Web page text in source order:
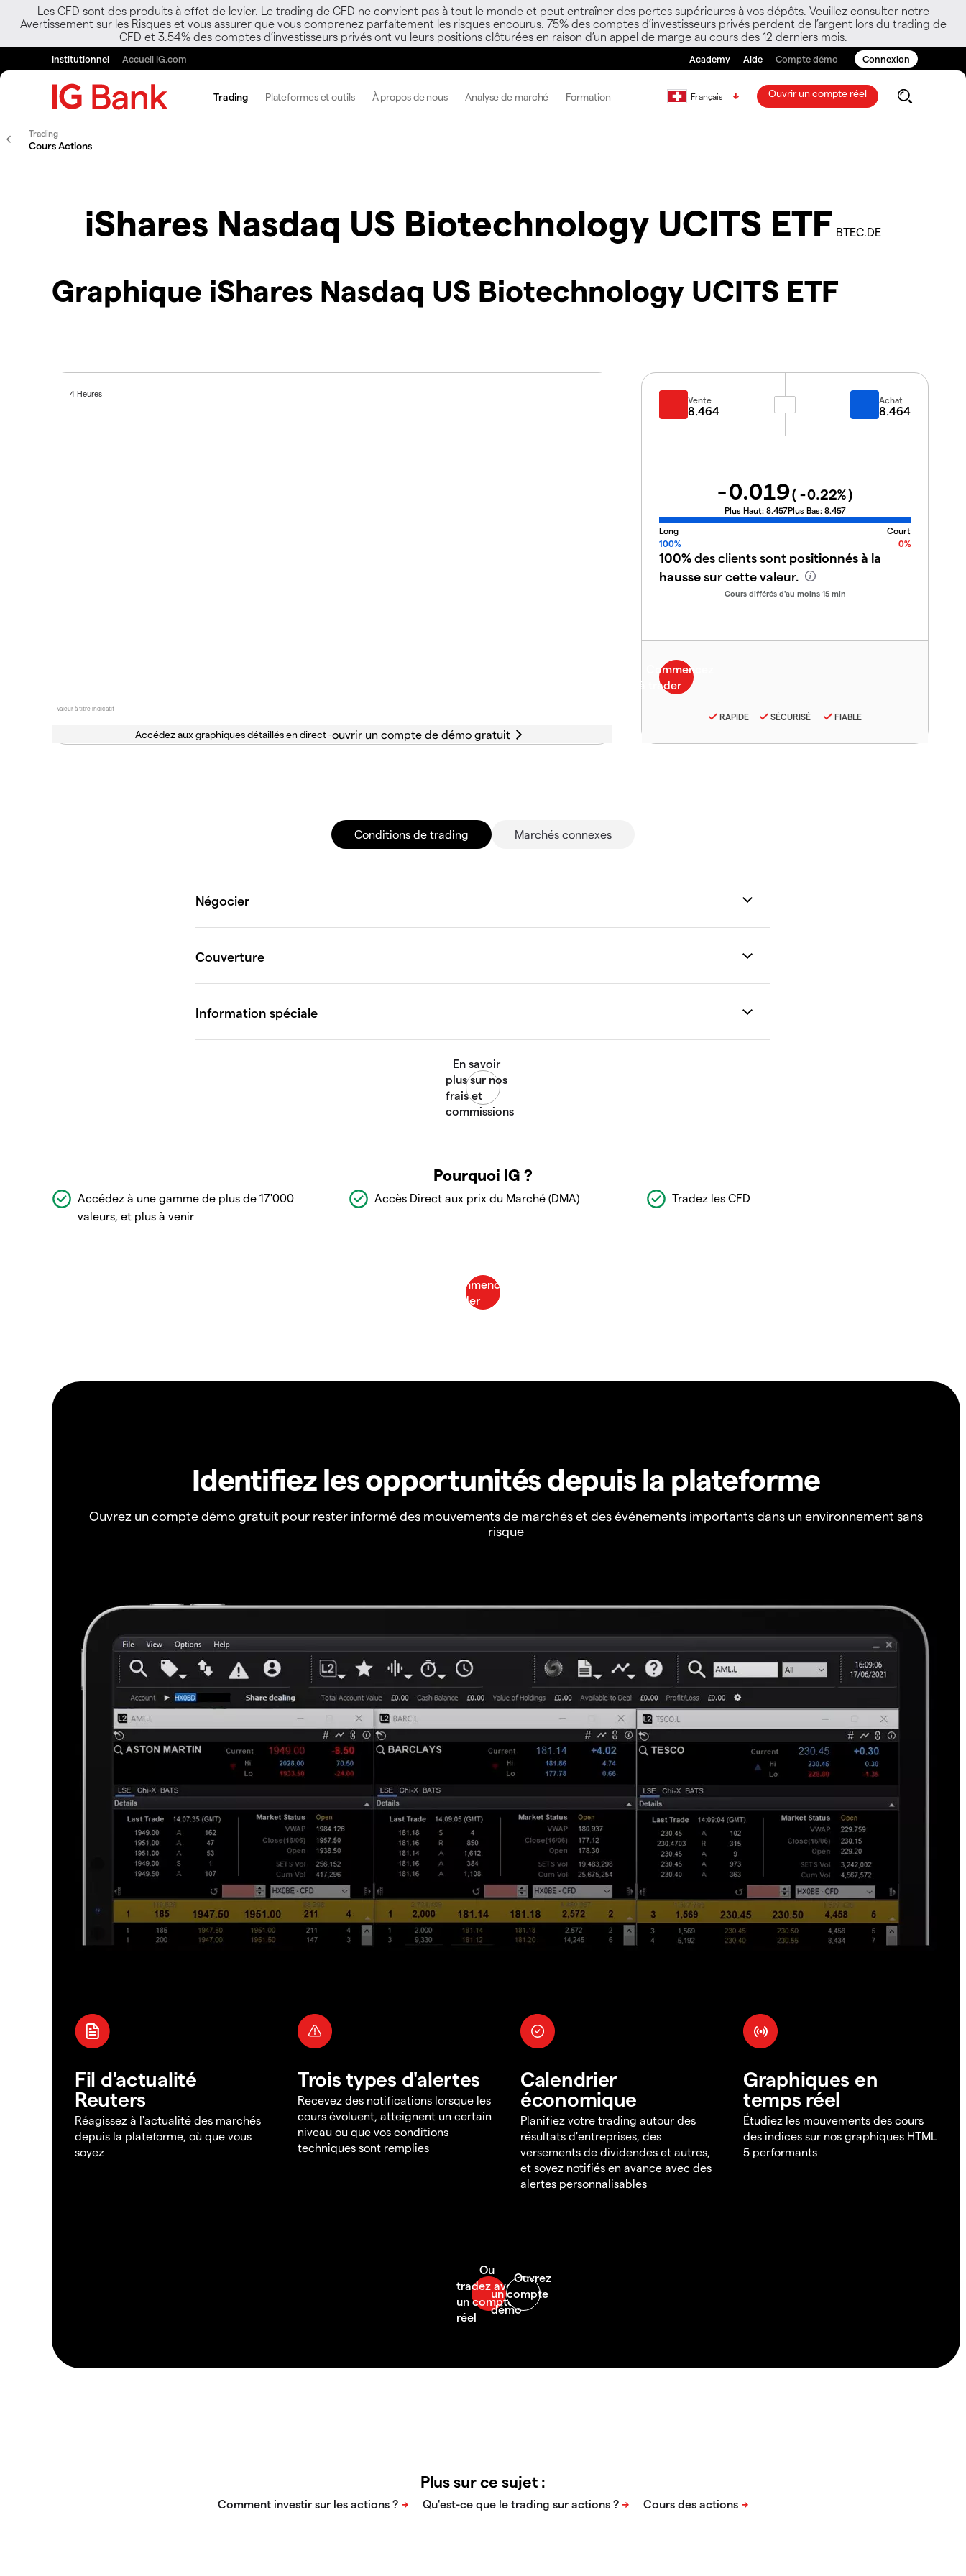
Les CFD sont des produits à effet de levier. Le trading de CFD ne convient pas à tout le monde et peut entraîner des pertes supérieures à vos dépôts. Veuillez consulter notre
Avertissement sur les Risques et vous assurer que vous comprenez parfaitement les risques encourus. 75% des comptes d’investisseurs privés perdent de l’argent lors du trading de
CFD et 3.54% des comptes d’investisseurs privés ont vu leurs positions clôturées en raison d’un appel de marge au cours des 12 derniers mois.
Institutionnel Accueil IG.com Academy Aide Compte démo Connexion
Trading Plateformes et outils À propos de nous Analyse de marché Formation Français Ouvrir un compte réel
Trading
Cours Actions
iShares Nasdaq US Biotechnology UCITS ETF BTEC.DE
Graphique iShares Nasdaq US Biotechnology UCITS ETF
Valeur à titre indicatif
4 Heures
Accédez aux graphiques détaillés en direct -
Vente
8.464
Achat
8.464
-0.019( -0.22%)
Plus Haut: 8.457Plus Bas: 8.457
Long
Court
100%
0%
100%des clients sont positionnés à la
haussesur cette valeur.
Cours différés d'au moins 15 min
RAPIDE SÉCURISÉ FIABLE
Conditions de trading Marchés connexes
Pourquoi IG ?
Accédez à une gamme de plus de 17'000
valeurs, et plus à venir
Accès Direct aux prix du Marché (DMA) Tradez les CFD
Identifiez les opportunités depuis la plateforme
Ouvrez un compte démo gratuit pour rester informé des mouvements de marchés et des événements importants dans un environnement sans
risque
Fil d'actualité
Reuters
Réagissez à l'actualité des marchés
depuis la plateforme, où que vous
soyez
Trois types d'alertes
Recevez des notifications lorsque les
cours évoluent, atteignent un certain
niveau ou que vos conditions
techniques sont remplies
Calendrier
économique
Planifiez votre trading autour des
résultats d'entreprises, des
versements de dividendes et autres,
et soyez notifiés en avance avec des
alertes personnalisables
Graphiques en
temps réel
Étudiez les mouvements des cours
des indices sur nos graphiques HTML
5 performants
Plus sur ce sujet :